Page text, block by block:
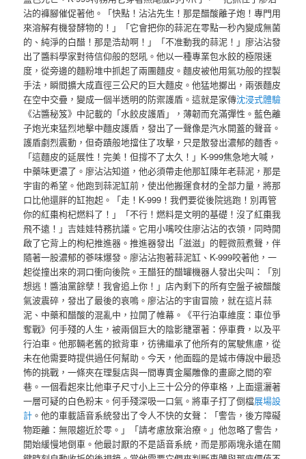
沾的褲腳催促著他。「快點！沾沾先生！那是醋酸離子炮！專門用
來溶解有機發酵物的！」「它會把你的蒜泥在零點一秒內變成無菌
的、純淨的白醋！那是浩劫啊！」「不准動我的蒜泥！」廖沾沾發
出了醬料學家對待信仰般的怒吼。他以一種專業包水餃的極限速
度，從旁邊的麵粉堆中抓起了兩團麵皮。麵皮被他用氣功般的捏製
手法，瞬間擴大成直徑三公尺的巨大麵皮。他猛地擲出，兩張麵皮
在空中交疊，變成一個半透明的防禦護盾。這就是家傳沈浸式體驗
《沾醬秘笈》中記載的「水餃皮護盾」，薄韌而充滿彈性。藍色離
子炮光束猛烈地擊中麵皮護盾，發出了一聲像是汽水開蓋的聲音。
護盾劇烈震動，但奇蹟般地擋住了攻擊，只是散發出濃郁的麵香。
「這麵皮的延展性！完美！但撐不了太久！」K-999焦急地大喊，
中藥味更濃了。廖沾沾知道，他必須帶走他那缸陳年老蒜泥，那是
宇宙的希望。他跑到蒜泥缸前，使出他搬運食材的全部力量，將那
口比他還胖的缸抱起。「走！K-999！我們要從後院逃跑！別再管
你的紅棗枸杞燃料了！」「不行！燃料是文明的基礎！沒了紅棗我
飛不遠！」吉娃娃特務抗議。它用小嘴咬住廖沾沾的衣領，同時開
啟了它背上的枸杞推進器。推進器發出「滋滋」的輕微煎煮聲，伴
隨著一股濃郁的蔘味爆發。廖沾沾抱著蒜泥缸、K-999咬著他，一
起從撞出來的洞口衝向後院。王醋狂的醋罐機器人發出尖叫：「別
想逃！醬油黨餘孽！我會追上你！」店內剩下的所有空盤子被醋酸
氣波震碎，發出了最後的哀鳴。廖沾沾的宇宙冒險，就在這片蒜
泥、中藥和醋酸的混亂中，拉開了帷幕。《平行泊車維度：車位爭
奪戰》何手殘的人生，被兩個巨大的陰影籠罩著：停車費，以及平
行泊車。他那輛老舊的掀背車，彷彿繼承了他所有的駕駛焦慮，從
未在他需要時提供過任何幫助。今天，他面臨的是城市傳說中最恐
怖的挑戰，一條夾在理髮店與一間專賣金屬雕像的畫廊之間的窄
巷。一個看起來比他車子尺寸小上三十公分的停車格，上面還灑著
一層可疑的白色粉末。何手殘深吸一口氣。將車子打了倒檔展場設
計 。他的車載語音系統發出了令人不快的女聲：「警告，後方障礙
物距離：無限趨近於零。」「請考慮放棄治療。」他忽略了警告，
開始緩慢地倒車。他最討厭的不是語音系統，而是那兩塊永遠在關